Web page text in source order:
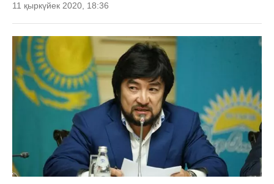
11 қыркүйек 2020, 18:36